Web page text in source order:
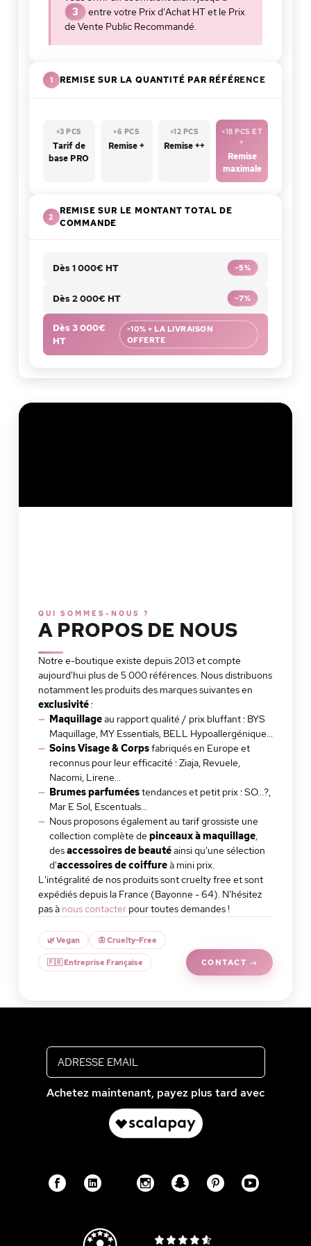
email.
Vous serez livré(e) par le transporteur DPD, les délais
de livraison pouvant varier entre 24h et 48h.
✅ Livraison offerte dès 3 000€
3
entre votre Prix d'Achat HT et le Prix
de Vente Public Recommandé.
1 REMISE SUR LA QUANTITÉ PAR RÉFÉRENCE
×3 PCS
Tarif de
base PRO
×6 PCS
Remise +
×12 PCS
Remise ++
×18 PCS ET
+
Remise
maximale
2
REMISE SUR LE MONTANT TOTAL DE
COMMANDE
Dès 1 000€ HT −5%
Dès 2 000€ HT −7%
Dès 3 000€
HT
-10% + LA LIVRAISON
OFFERTE
QUI SOMMES-NOUS ?
A PROPOS DE NOUS
Notre e-boutique existe depuis 2013 et compte
aujourd'hui plus de 5 000 références. Nous distribuons
notamment les produits des marques suivantes en
exclusivité:
Maquillageau rapport qualité / prix bluffant : BYS
Maquillage, MY Essentials, BELL Hypoallergénique...
Soins Visage & Corpsfabriqués en Europe et
reconnus pour leur efficacité : Ziaja, Revuele,
Nacomi, Lirene...
Brumes parfuméestendances et petit prix : SO...?,
Mar E Sol, Escentuals...
Nous proposons également au tarif grossiste une
collection complète de pinceaux à maquillage,
desaccessoires de beautéainsi qu'une sélection
d'accessoires de coiffureà mini prix.
L'intégralité de nos produits sont cruelty free et sont
expédiés depuis la France (Bayonne - 64). N'hésitez
pas à nous contacterpour toutes demandes !
🌿 Vegan 🦋 Cruelty-Free
🇫🇷 Entreprise Française CONTACT →
Achetez maintenant, payez plus tard avec